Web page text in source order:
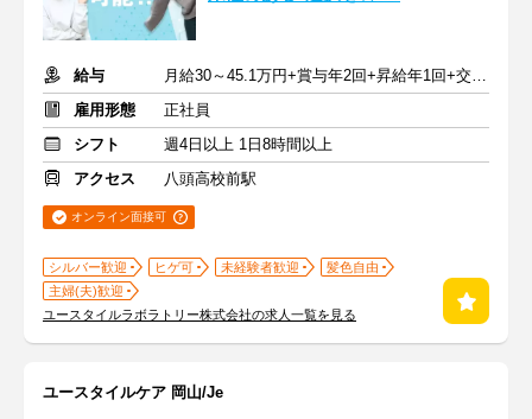
給与
月給30～45.1万円+賞与年2回+昇給年1回+交通費全額
雇用形態
正社員
シフト
週4日以上 1日8時間以上
アクセス
八頭高校前駅
オンライン面接可
シルバー歓迎 ヒゲ可 未経験者歓迎
髪色自由
主婦(夫)歓迎
ユースタイルラボラトリー株式会社の求人一覧を見る
ユースタイルケア 岡山/Je